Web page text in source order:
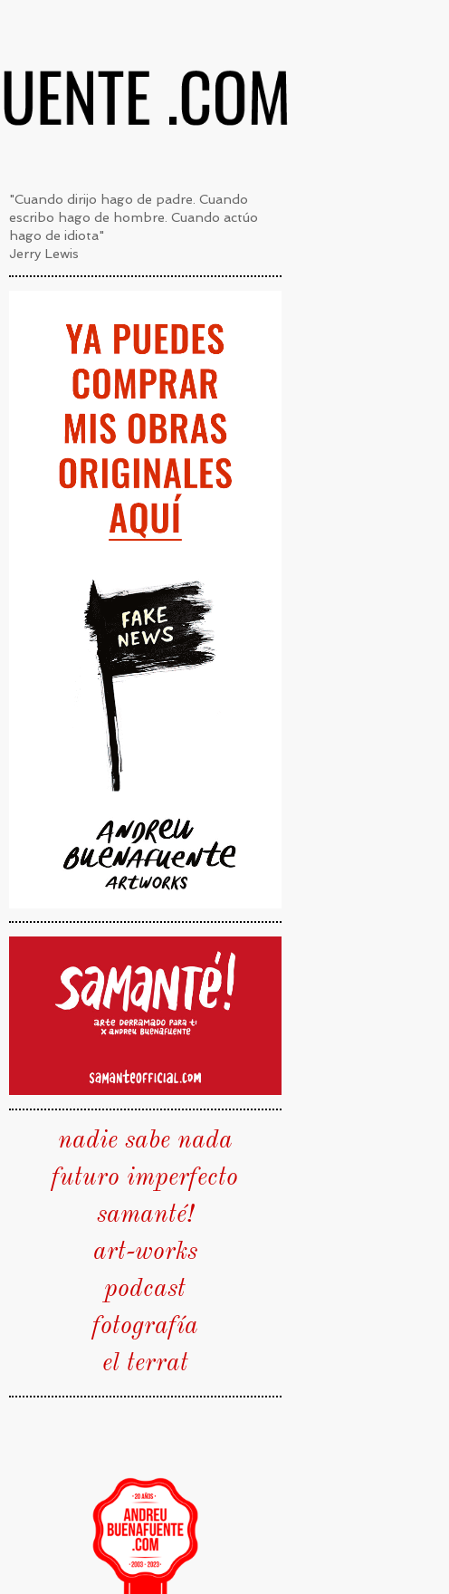
"Cuando dirijo hago de padre. Cuando
escribo hago de hombre. Cuando actúo
hago de idiota"
Jerry Lewis
nadie sabe nada
futuro imperfecto
samanté!
art-works
podcast
fotografía
el terrat